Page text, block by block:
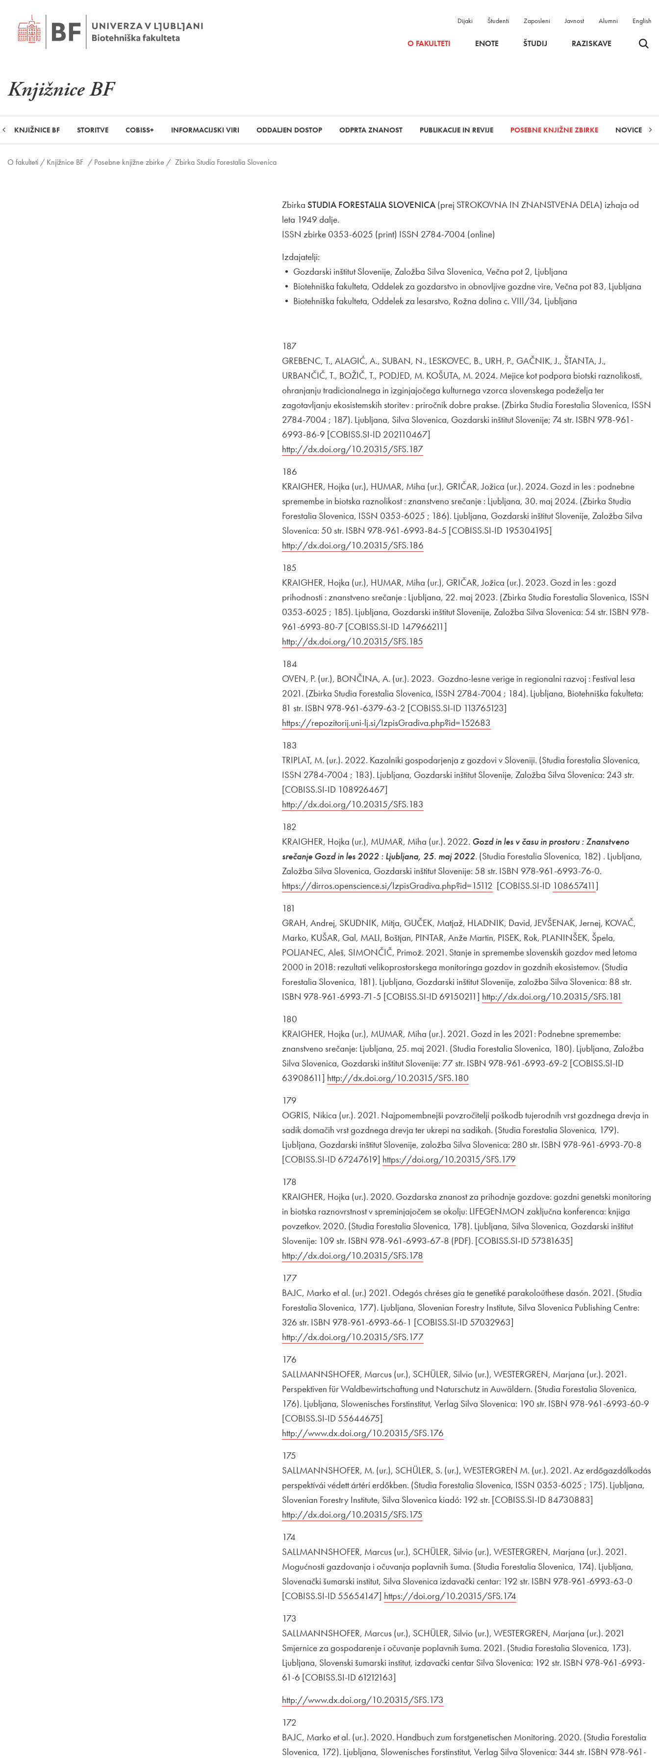
Dijaki Študenti Zaposleni Javnost Alumni English
O FAKULTETI ENOTE ŠTUDIJ RAZISKAVE Odpri
Knjižnice BF
KNJIŽNICE BF STORITVE COBISS+ INFORMACIJSKI VIRI ODDALJEN DOSTOP ODPRTA ZNANOST PUBLIKACIJE IN REVIJE POSEBNE KNJIŽNE ZBIRKE NOVICE
O fakulteti / Knjižnice BF / Posebne knjižne zbirke / Zbirka Studia Forestalia Slovenica
Zbirka STUDIA FORESTALIA SLOVENICA(prej STROKOVNA IN ZNANSTVENA DELA) izhaja od
leta 1949 dalje.
ISSN zbirke 0353-6025 (print) ISSN 2784-7004 (online)
Izdajatelji:
• Gozdarski inštitut Slovenije, Založba Silva Slovenica, Večna pot 2, Ljubljana
• Biotehniška fakulteta, Oddelek za gozdarstvo in obnovljive gozdne vire, Večna pot 83, Ljubljana
• Biotehniška fakulteta, Oddelek za lesarstvo, Rožna dolina c. VIII/34, Ljubljana
187
GREBENC, T., ALAGIĆ, A., SUBAN, N., LESKOVEC, B., URH, P., GAČNIK, J., ŠTANTA, J.,
URBANČIČ, T., BOŽIČ, T., PODJED, M. KOŠUTA, M. 2024. Mejice kot podpora biotski raznolikosti,
ohranjanju tradicionalnega in izginjajočega kulturnega vzorca slovenskega podeželja ter
zagotavljanju ekosistemskih storitev : priročnik dobre prakse. (Zbirka Studia Forestalia Slovenica, ISSN
2784-7004 ; 187). Ljubljana, Silva Slovenica, Gozdarski inštitut Slovenije; 74 str. ISBN 978-961-
6993-86-9 [COBISS.SI-ID 202110467]
Zunanja povezava na
http://dx.doi.org/10.20315/SFS.187
186
KRAIGHER, Hojka (ur.), HUMAR, Miha (ur.), GRIČAR, Jožica (ur.). 2024. Gozd in les : podnebne
spremembe in biotska raznolikost : znanstveno srečanje : Ljubljana, 30. maj 2024. (Zbirka Studia
Forestalia Slovenica, ISSN 0353-6025 ; 186). Ljubljana, Gozdarski inštitut Slovenije, Založba Silva
Slovenica: 50 str. ISBN 978-961-6993-84-5 [COBISS.SI-ID 195304195]
Zunanja povezava na
http://dx.doi.org/10.20315/SFS.186
185
KRAIGHER, Hojka (ur.), HUMAR, Miha (ur.), GRIČAR, Jožica (ur.). 2023. Gozd in les : gozd
prihodnosti : znanstveno srečanje : Ljubljana, 22. maj 2023. (Zbirka Studia Forestalia Slovenica, ISSN
0353-6025 ; 185). Ljubljana, Gozdarski inštitut Slovenije, Založba Silva Slovenica: 54 str. ISBN 978-
961-6993-80-7 [COBISS.SI-ID 147966211]
Zunanja povezava na
http://dx.doi.org/10.20315/SFS.185
184
OVEN, P. (ur.), BONČINA, A. (ur.). 2023. Gozdno-lesne verige in regionalni razvoj : Festival lesa
2021. (Zbirka Studia Forestalia Slovenica, ISSN 2784-7004 ; 184). Ljubljana, Biotehniška fakulteta:
81 str. ISBN 978-961-6379-63-2 [COBISS.SI-ID 113765123]
Zunanja povezava na
https://repozitorij.uni-lj.si/IzpisGradiva.php?id=152683
183
TRIPLAT, M. (ur.). 2022. Kazalniki gospodarjenja z gozdovi v Sloveniji. (Studia forestalia Slovenica,
ISSN 2784-7004 ; 183). Ljubljana, Gozdarski inštitut Slovenije, Založba Silva Slovenica: 243 str.
[COBISS.SI-ID 108926467]
Zunanja povezava na
http://dx.doi.org/10.20315/SFS.183
182
KRAIGHER, Hojka (ur.), MUMAR, Miha (ur.). 2022. Gozd in les v času in prostoru : Znanstveno
srečanje Gozd in les 2022 : Ljubljana, 25. maj 2022. (Studia Forestalia Slovenica, 182) . Ljubljana,
Založba Silva Slovenica, Gozdarski inštitut Slovenije: 58 str. ISBN 978-961-6993-76-0.
https://dirros.openscience.si/IzpisGradiva.php?id=15112 Odpira se v novem oknu
[COBISS.SI-ID Zunanja povezava na
108657411Odpira se v
]
181
GRAH, Andrej, SKUDNIK, Mitja, GUČEK, Matjaž, HLADNIK, David, JEVŠENAK, Jernej, KOVAČ,
Marko, KUŠAR, Gal, MALI, Boštjan, PINTAR, Anže Martin, PISEK, Rok, PLANINŠEK, Špela,
POLJANEC, Aleš, SIMONČIČ, Primož. 2021. Stanje in spremembe slovenskih gozdov med letoma
2000 in 2018: rezultati velikoprostorskega monitoringa gozdov in gozdnih ekosistemov. (Studia
Forestalia Slovenica, 181). Ljubljana, Gozdarski inštitut Slovenije, založba Silva Slovenica: 88 str.
ISBN 978-961-6993-71-5 [COBISS.SI-ID 69150211] Zunanja povezava na
http://dx.doi.org/10.20315/SFS.181
180
KRAIGHER, Hojka (ur.), MUMAR, Miha (ur.). 2021. Gozd in les 2021: Podnebne spremembe:
znanstveno srečanje: Ljubljana, 25. maj 2021. (Studia Forestalia Slovenica, 180). Ljubljana, Založba
Silva Slovenica, Gozdarski inštitut Slovenije: 77 str. ISBN 978-961-6993-69-2 [COBISS.SI-ID
63908611] Zunanja povezava na
http://dx.doi.org/10.20315/SFS.180
179
OGRIS, Nikica (ur.). 2021. Najpomembnejši povzročitelji poškodb tujerodnih vrst gozdnega drevja in
sadik domačih vrst gozdnega drevja ter ukrepi na sadikah. (Studia Forestalia Slovenica, 179).
Ljubljana, Gozdarski inštitut Slovenije, založba Silva Slovenica: 280 str. ISBN 978-961-6993-70-8
[COBISS.SI-ID 67247619] Zunanja povezava na
https://doi.org/10.20315/SFS.179
178
KRAIGHER, Hojka (ur.). 2020. Gozdarska znanost za prihodnje gozdove: gozdni genetski monitoring
in biotska raznovrstnost v spreminjajočem se okolju: LIFEGENMON zaključna konferenca: knjiga
povzetkov. 2020. (Studia Forestalia Slovenica, 178). Ljubljana, Silva Slovenica, Gozdarski inštitut
Slovenije: 109 str. ISBN 978-961-6993-67-8 (PDF). [COBISS.SI-ID 57381635]
http://dx.doi.org/10.20315/SFS.178
177
BAJC, Marko et al. (ur.) 2021. Odegós chréses gia te genetiké parakoloúthese dasón. 2021. (Studia
Forestalia Slovenica, 177). Ljubljana, Slovenian Forestry Institute, Silva Slovenica Publishing Centre:
326 str. ISBN 978-961-6993-66-1 [COBISS.SI-ID 57032963]
http://dx.doi.org/10.20315/SFS.177
176
SALLMANNSHOFER, Marcus (ur.), SCHÜLER, Silvio (ur.), WESTERGREN, Marjana (ur.). 2021.
Perspektiven für Waldbewirtschaftung und Naturschutz in Auwäldern. (Studia Forestalia Slovenica,
176). Ljubljana, Slowenisches Forstinstitut, Verlag Silva Slovenica: 190 str. ISBN 978-961-6993-60-9
[COBISS.SI-ID 55644675]
Zunanja povezava na
http://www.dx.doi.org/10.20315/SFS.176
175
SALLMANNSHOFER, M. (ur.), SCHÜLER, S. (ur.), WESTERGREN M. (ur.). 2021. Az erdőgazdálkodás
perspektívái védett ártéri erdőkben. (Studia Forestalia Slovenica, ISSN 0353-6025 ; 175). Ljubljana,
Slovenian Forestry Institute, Silva Slovenica kiadó: 192 str. [COBISS.SI-ID 84730883]
Zunanja povezava na
http://dx.doi.org/10.20315/SFS.175
174
SALLMANNSHOFER, Marcus (ur.), SCHÜLER, Silvio (ur.), WESTERGREN, Marjana (ur.). 2021.
Mogućnosti gazdovanja i očuvanja poplavnih šuma. (Studia Forestalia Slovenica, 174). Ljubljana,
Slovenački šumarski institut, Silva Slovenica izdavački centar: 192 str. ISBN 978-961-6993-63-0
[COBISS.SI-ID 55654147] Zunanja povezava na
https://doi.org/10.20315/SFS.174
173
SALLMANNSHOFER, Marcus (ur.), SCHÜLER, Silvio (ur.), WESTERGREN, Marjana (ur.). 2021
Smjernice za gospodarenje i očuvanje poplavnih šuma. 2021. (Studia Forestalia Slovenica, 173).
Ljubljana, Slovenski šumarski institut, izdavački centar Silva Slovenica: 192 str. ISBN 978-961-6993-
61-6 [COBISS.SI-ID 61212163]
Zunanja povezava na
http://www.dx.doi.org/10.20315/SFS.173
172
BAJC, Marko et al. (ur.). 2020. Handbuch zum forstgenetischen Monitoring. 2020. (Studia Forestalia
Slovenica, 172). Ljubljana, Slowenisches Forstinstitut, Verlag Silva Slovenica: 344 str. ISBN 978-961-